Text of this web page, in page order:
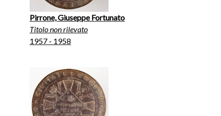
Pirrone, Giuseppe Fortunato
Titolo non rilevato
1957 - 1958